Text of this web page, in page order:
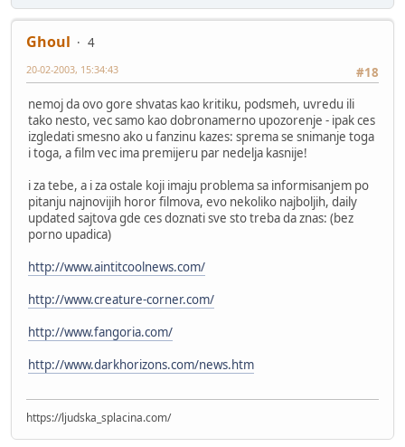
Ghoul
4
#18
20-02-2003, 15:34:43
nemoj da ovo gore shvatas kao kritiku, podsmeh, uvredu ili
tako nesto, vec samo kao dobronamerno upozorenje - ipak ces
izgledati smesno ako u fanzinu kazes: sprema se snimanje toga
i toga, a film vec ima premijeru par nedelja kasnije!
i za tebe, a i za ostale koji imaju problema sa informisanjem po
pitanju najnovijih horor filmova, evo nekoliko najboljih, daily
updated sajtova gde ces doznati sve sto treba da znas: (bez
porno upadica)
http://www.aintitcoolnews.com/
http://www.creature-corner.com/
http://www.fangoria.com/
http://www.darkhorizons.com/news.htm
https://ljudska_splacina.com/